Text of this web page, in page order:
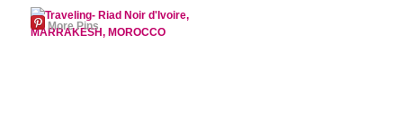
More Pins